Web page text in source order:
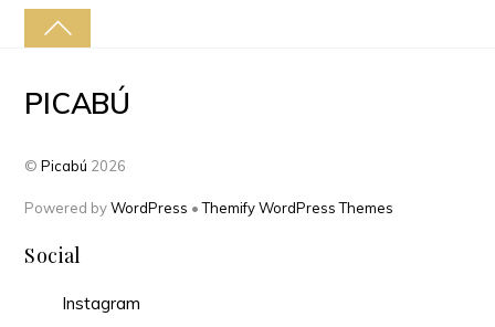
PICABÚ
©Picabú 2026
Powered byWordPress •Themify WordPress Themes
Social
Instagram